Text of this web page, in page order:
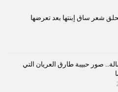
شعر ساق إبنتها بعد تعرضها
صور حبيبة طارق العريان التي